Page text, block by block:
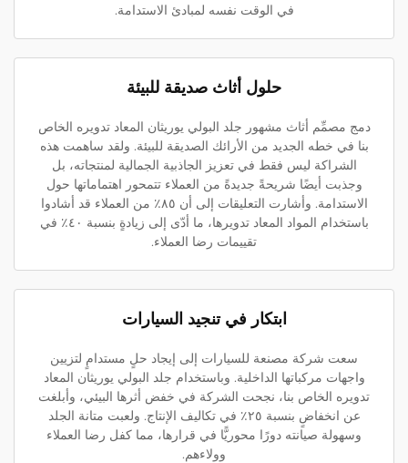
في الوقت نفسه لمبادئ الاستدامة.
حلول أثاث صديقة للبيئة
دمج مصمِّم أثاث مشهور جلد البولي يوريثان المعاد تدويره الخاص
بنا في خطه الجديد من الأرائك الصديقة للبيئة. ولقد ساهمت هذه
الشراكة ليس فقط في تعزيز الجاذبية الجمالية لمنتجاته، بل
وجذبت أيضًا شريحةً جديدةً من العملاء تتمحور اهتماماتها حول
الاستدامة. وأشارت التعليقات إلى أن ٨٥٪ من العملاء قد أشادوا
باستخدام المواد المعاد تدويرها، ما أدّى إلى زيادةٍ بنسبة ٤٠٪ في
تقييمات رضا العملاء.
ابتكار في تنجيد السيارات
سعت شركة مصنعة للسيارات إلى إيجاد حلٍ مستدامٍ لتزيين
واجهات مركباتها الداخلية. وباستخدام جلد البولي يوريثان المعاد
تدويره الخاص بنا، نجحت الشركة في خفض أثرها البيئي، وأبلغت
عن انخفاضٍ بنسبة ٢٥٪ في تكاليف الإنتاج. ولعبت متانة الجلد
وسهولة صيانته دورًا محوريًّا في قرارها، مما كفل رضا العملاء
وولاءهم.